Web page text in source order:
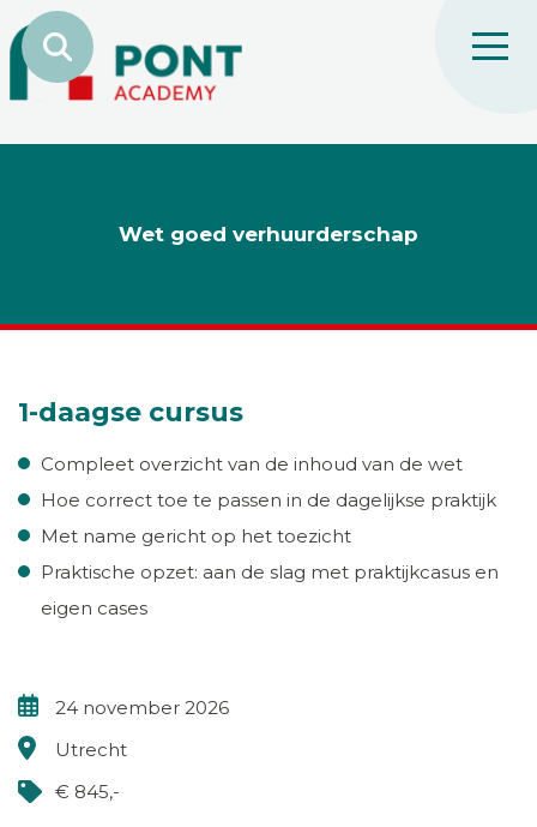
Wet goed verhuurderschap
1-daagse cursus
Compleet overzicht van de inhoud van de wet
Hoe correct toe te passen in de dagelijkse praktijk
Met name gericht op het toezicht
Praktische opzet: aan de slag met praktijkcasus en
eigen cases
24 november 2026
Utrecht
€ 845,-